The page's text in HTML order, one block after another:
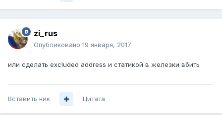
zi_rus
Опубликовано 19 января, 2017
или сделать excluded address и статикой в железки вбить
Вставить ник Цитата